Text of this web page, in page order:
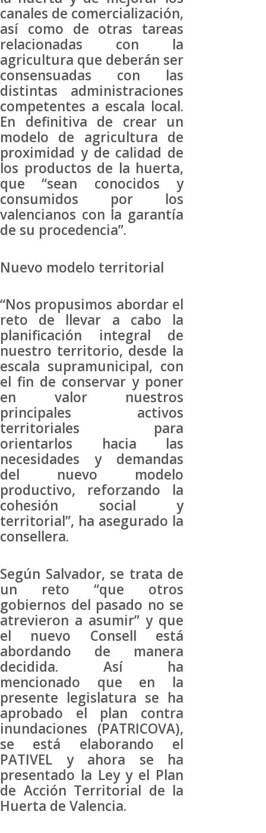
canales de comercialización,
así como de otras tareas
relacionadas con la
agricultura que deberán ser
consensuadas con las
distintas administraciones
competentes a escala local.
En definitiva de crear un
modelo de agricultura de
proximidad y de calidad de
los productos de la huerta,
que “sean conocidos y
consumidos por los
valencianos con la garantía
de su procedencia”.
Nuevo modelo territorial
“Nos propusimos abordar el
reto de llevar a cabo la
planificación integral de
nuestro territorio, desde la
escala supramunicipal, con
el fin de conservar y poner
en valor nuestros
principales activos
territoriales para
orientarlos hacia las
necesidades y demandas
del nuevo modelo
productivo, reforzando la
cohesión social y
territorial”, ha asegurado la
consellera.
Según Salvador, se trata de
un reto “que otros
gobiernos del pasado no se
atrevieron a asumir” y que
el nuevo Consell está
abordando de manera
decidida. Así ha
mencionado que en la
presente legislatura se ha
aprobado el plan contra
inundaciones (PATRICOVA),
se está elaborando el
PATIVEL y ahora se ha
presentado la Ley y el Plan
de Acción Territorial de la
Huerta de Valencia.